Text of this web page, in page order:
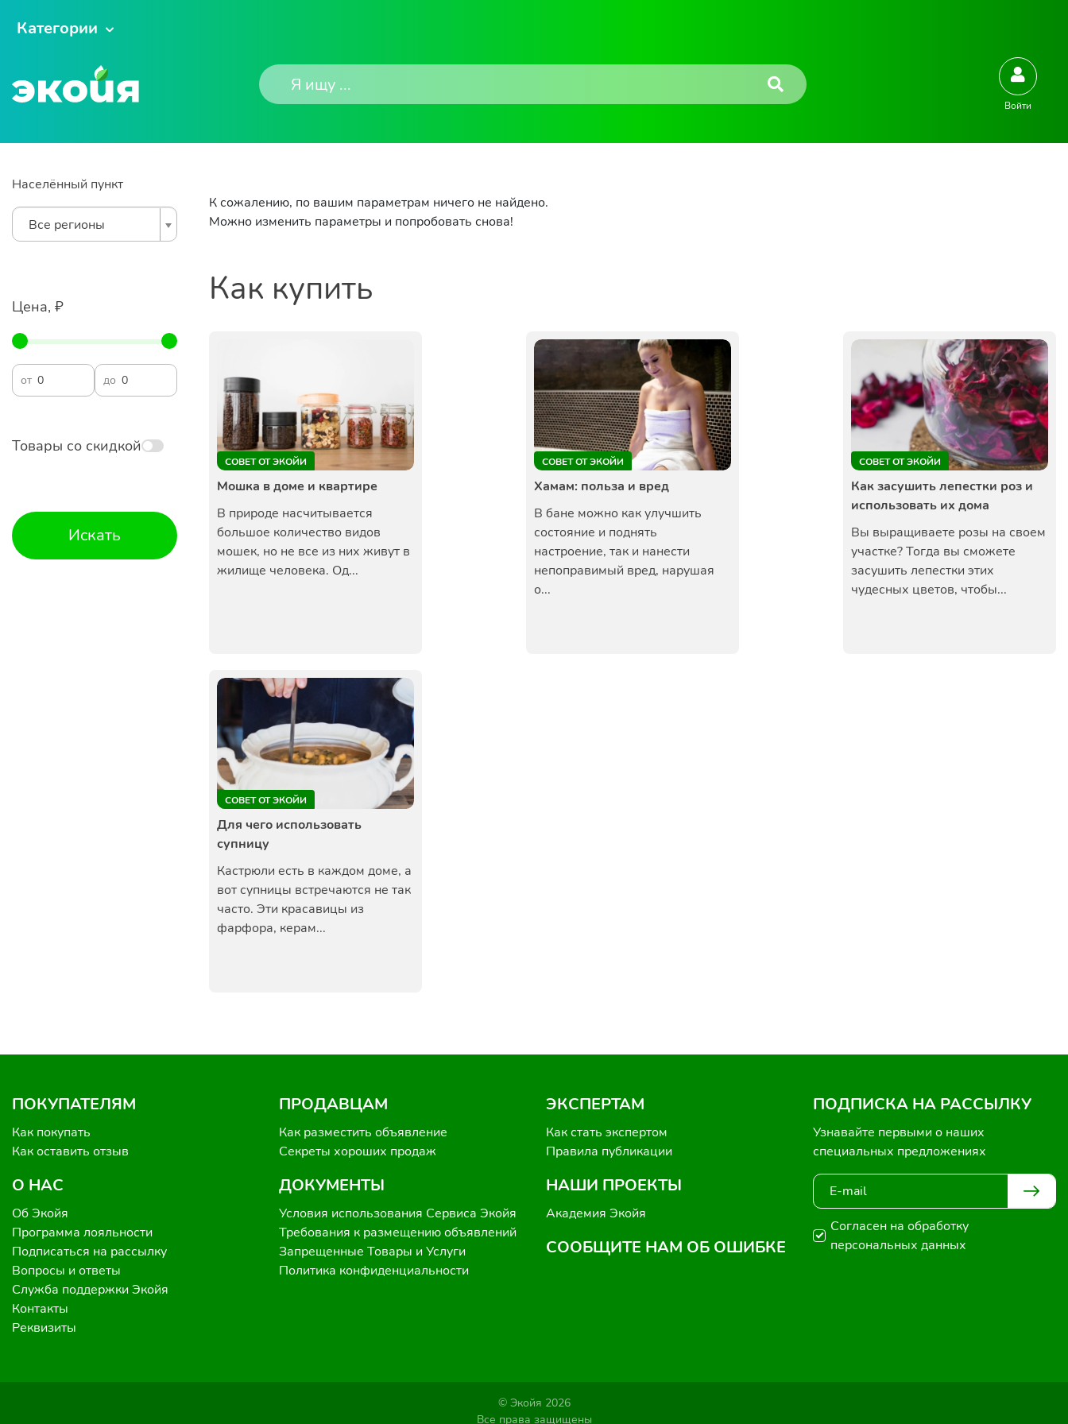
Категории
Войти
Населённый пункт
Все регионы
Цена, ₽
от до
Товары со скидкой
Искать
К сожалению, по вашим параметрам ничего не найдено.
Можно изменить параметры и попробовать снова!
Как купить
СОВЕТ ОТ ЭКОЙИ
Мошка в доме и квартире
В природе насчитывается
большое количество видов
мошек, но не все из них живут в
жилище человека. Од...
СОВЕТ ОТ ЭКОЙИ
Хамам: польза и вред
В бане можно как улучшить
состояние и поднять
настроение, так и нанести
непоправимый вред, нарушая
о...
СОВЕТ ОТ ЭКОЙИ
Как засушить лепестки роз и
использовать их дома
Вы выращиваете розы на своем
участке? Тогда вы сможете
засушить лепестки этих
чудесных цветов, чтобы...
СОВЕТ ОТ ЭКОЙИ
Для чего использовать
супницу
Кастрюли есть в каждом доме, а
вот супницы встречаются не так
часто. Эти красавицы из
фарфора, керам...
ПОКУПАТЕЛЯМ
Как покупать
Как оставить отзыв
О НАС
Об Экойя
Программа лояльности
Подписаться на рассылку
Вопросы и ответы
Служба поддержки Экойя
Контакты
Реквизиты
ПРОДАВЦАМ
Как разместить объявление
Секреты хороших продаж
ДОКУМЕНТЫ
Условия использования Сервиса Экойя
Требования к размещению объявлений
Запрещенные Товары и Услуги
Политика конфиденциальности
ЭКСПЕРТАМ
Как стать экспертом
Правила публикации
НАШИ ПРОЕКТЫ
Академия Экойя
СООБЩИТЕ НАМ ОБ ОШИБКЕ
ПОДПИСКА НА РАССЫЛКУ
Узнавайте первыми о наших
специальных предложениях
Согласен на обработку
персональных данных
© Экойя 2026
Все права защищены